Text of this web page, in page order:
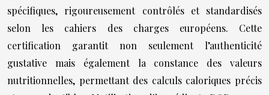
spécifiques, rigoureusement contrôlés et standardisés
selon les cahiers des charges européens. Cette
certification garantit non seulement l’authenticité
gustative mais également la constance des valeurs
nutritionnelles, permettant des calculs caloriques précis